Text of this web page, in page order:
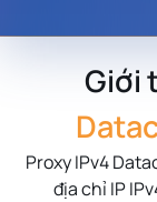
Giới
Proxy IPv4
địa chỉ IP